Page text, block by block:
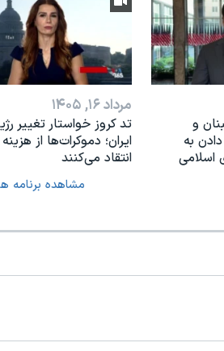
و
بە
اسلامی
مرداد ۱۶, ۱۴۰۵
تد کروز خواستار تغییر
ایران؛ دموکرات‌ها از
انتقاد می‌کنند
مشاهده برنامه